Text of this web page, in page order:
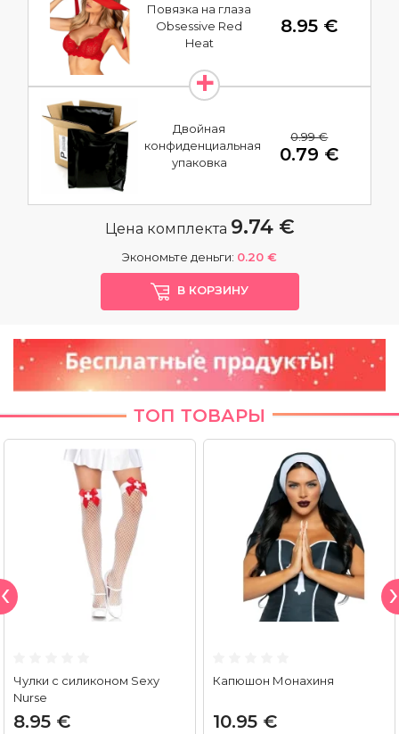
Повязка на глаза
Obsessive Red
Heat
8.95 €
Двойная
конфиденциальная
упаковка
0.99 €
0.79 €
Цена комплекта 9.74 €
Экономьте деньги: 0.20 €
В КОРЗИНУ
ТОП ТОВАРЫ
Чулки с силиконом Sexy
Nurse
8.95 €
Капюшон Монахиня
10.95 €